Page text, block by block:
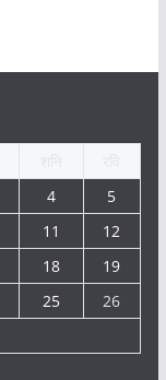
4
5
11
12
18
19
25
26